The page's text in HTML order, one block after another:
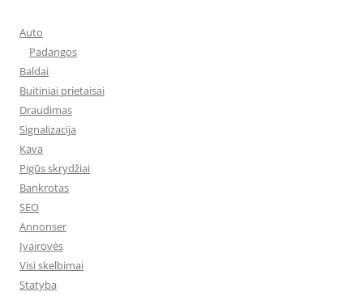
Auto
Padangos
Baldai
Buitiniai prietaisai
Draudimas
Signalizacija
Kava
Pigūs skrydžiai
Bankrotas
SEO
Annonser
Įvairovės
Visi skelbimai
Statyba